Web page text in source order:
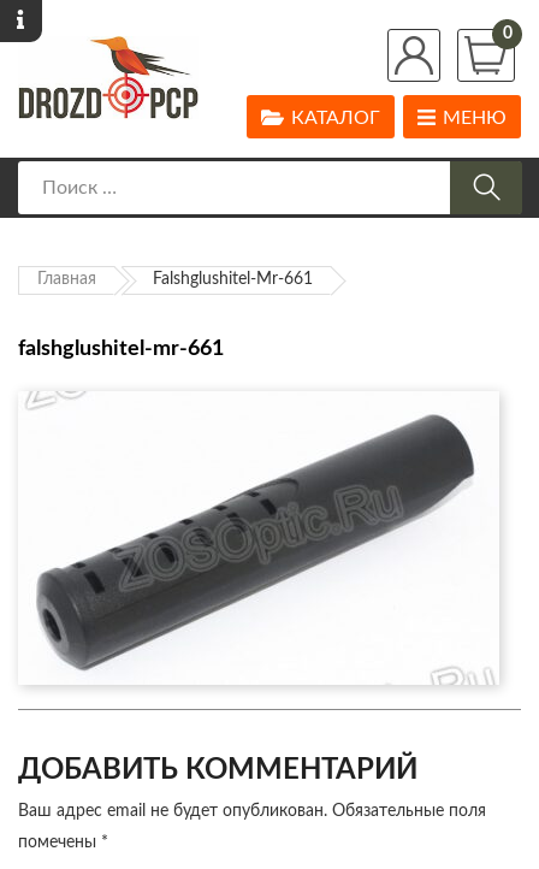
0
МЕНЮ
КАТАЛОГ
Главная Falshglushitel-Mr-661
falshglushitel-mr-661
ДОБАВИТЬ КОММЕНТАРИЙ
Ваш адрес email не будет опубликован. Обязательные поля
помечены *